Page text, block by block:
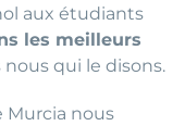
aux étudiants
les meilleurs
nous qui le disons.
Murcia nous